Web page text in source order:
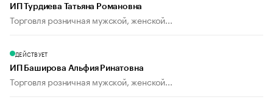
ИП Турдиева Татьяна Романовна
Торговля розничная мужской, женской...
ДЕЙСТВУЕТ
ИП Баширова Альфия Ринатовна
Торговля розничная мужской, женской...